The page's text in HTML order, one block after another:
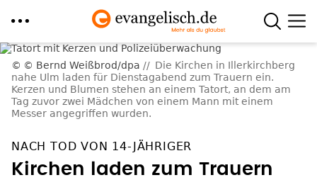
Direkt
zum
Inhalt
© Bernd Weißbrod/dpa
Die Kirchen in Illerkirchberg
nahe Ulm laden für Dienstagabend zum Trauern ein.
Kerzen und Blumen stehen an einem Tatort, an dem am
Tag zuvor zwei Mädchen von einem Mann mit einem
Messer angegriffen wurden.
NACH TOD VON 14-JÄHRIGER
Kirchen laden zum Trauern